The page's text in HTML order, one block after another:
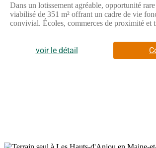
Dans un lotissement agréable, opportunité
viabilisé de 351 m² offrant un cadre de vie
convivial. Écoles, commerces de proximité et
T230904. Prix terrain : 40 013 €, hors frais
notaire à la charge de l'acquéreur. Ce terrain
par nos partenaires fonciers, dans le cadre
voir le détail